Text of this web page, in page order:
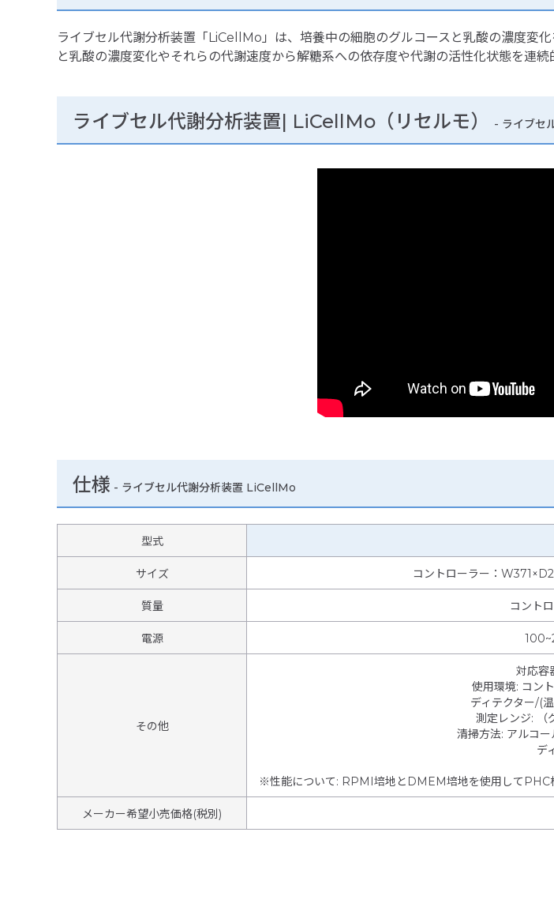
ライブセル代謝分析装置「LiCellMo」は、培養中の細胞のグルコースと乳酸の濃度変
と乳酸の濃度変化やそれらの代謝速度から解糖系への依存度や代謝の活性化状態を連続
ライブセル代謝分析装置| LiCellMo（リセルモ） - ライブセ
仕様 - ライブセル代謝分析装置 LiCellMo
型式
サイズ コントローラー：
質量 コント
電源
その他
対応容
使用環境: コン
ディテクター/(
測定レンジ:
清掃方法: アルコー
デ
※性能について: RPMI培地とDMEM培地を使用してPHC
メーカー希望小売価格(税別)